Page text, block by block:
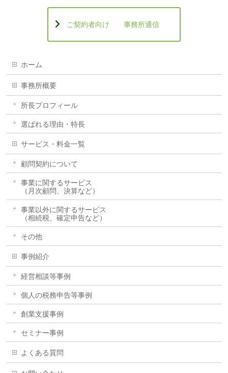
ご契約者向け 事務所通信
ホーム
事務所概要
所長プロフィール
選ばれる理由・特長
サービス・料金一覧
顧問契約について
事業に関するサービス
（月次顧問、決算など）
事業以外に関するサービス
（相続税、確定申告など）
その他
事例紹介
経営相談等事例
個人の税務申告等事例
創業支援事例
セミナー事例
よくある質問